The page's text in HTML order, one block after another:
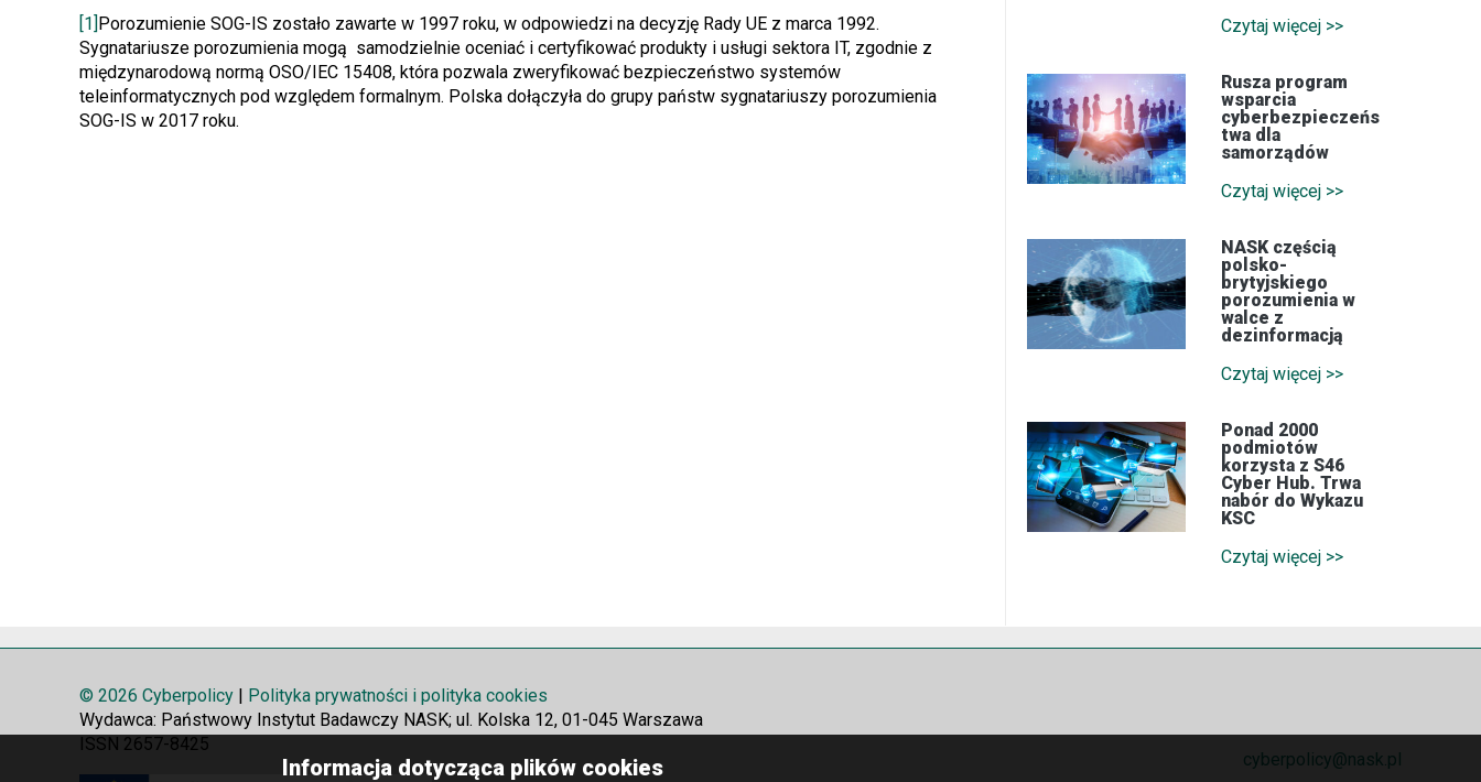
[1]Porozumienie SOG-IS zostało zawarte w 1997 roku, w odpowiedzi na decyzję Rady UE z marca 1992.
Sygnatariusze porozumienia mogą samodzielnie oceniać i certyfikować produkty i usługi sektora IT, zgodnie z
międzynarodową normą OSO/IEC 15408, która pozwala zweryfikować bezpieczeństwo systemów
teleinformatycznych pod względem formalnym. Polska dołączyła do grupy państw sygnatariuszy porozumienia
SOG-IS w 2017 roku.
Czytaj więcej >>
Rusza program
wsparcia
cyberbezpieczeńs
twa dla
samorządów
Czytaj więcej >>
NASK częścią
polsko-
brytyjskiego
porozumienia w
walce z
dezinformacją
Czytaj więcej >>
Ponad 2000
podmiotów
korzysta z S46
Cyber Hub. Trwa
nabór do Wykazu
KSC
Czytaj więcej >>
© 2026 Cyberpolicy | Polityka prywatności i polityka cookies
Wydawca: Państwowy Instytut Badawczy NASK; ul. Kolska 12, 01-045 Warszawa
ISSN 2657-8425
cyberpolicy@nask.pl
Informacja dotycząca plików cookies